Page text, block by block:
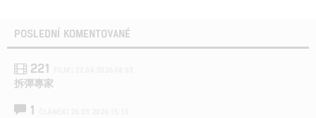
POSLEDNÍ KOMENTOVANÉ
221
拆彈專家
1